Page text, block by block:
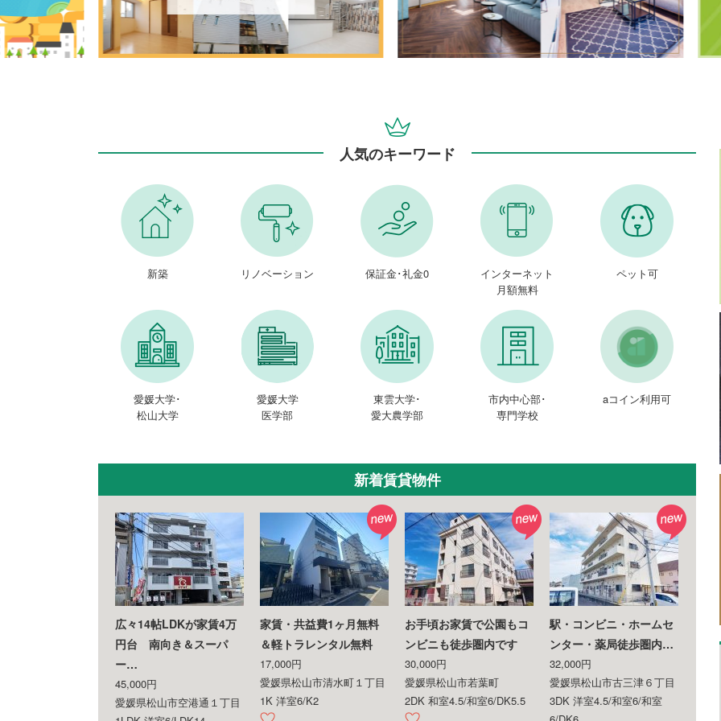
人気のキーワード
新築 リノベーション 保証金･礼金0
インターネット
月額無料
ペット可
愛媛大学･
松山大学
愛媛大学
医学部
東雲大学･
愛大農学部
市内中心部･
専門学校
aコイン利用可
新着賃貸物件
広々14帖LDKが家賃4万
円台 南向き＆スーパ
ー…
45,000円
愛媛県松山市空港通１丁目
家賃・共益費1ヶ月無料
＆軽トラレンタル無料
17,000円
愛媛県松山市清水町１丁目
1K 洋室6/K2
お手頃お家賃で公園もコ
ンビニも徒歩圏内です
30,000円
愛媛県松山市若葉町
2DK 和室4.5/和室6/DK5.5
駅・コンビニ・ホームセ
ンター・薬局徒歩圏内…
32,000円
愛媛県松山市古三津６丁目
3DK 洋室4.5/和室6/和室